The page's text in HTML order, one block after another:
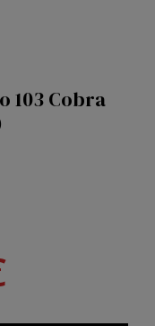
103 Cobra